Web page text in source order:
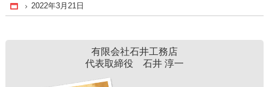
Home
2022年3月21日
有限会社石井工務店
代表取締役 石井 淳一